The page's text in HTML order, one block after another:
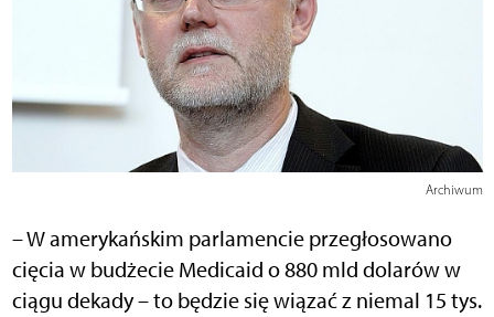
Archiwum
– W amerykańskim parlamencie przegłosowano
cięcia w budżecie Medicaid o 880 mld dolarów w
ciągu dekady – to będzie się wiązać z niemal 15 tys.